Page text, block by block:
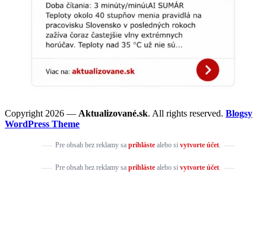
Copyright 2026 — Aktualizované.sk. All rights reserved. Blogsy
WordPress Theme
Pre obsah bez reklamy sa prihlástealebo si vytvorte účet.